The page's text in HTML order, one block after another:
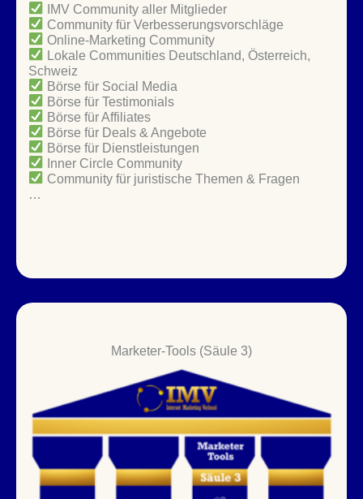
IMV Community aller Mitglieder
Community für Verbesserungsvorschläge
Online-Marketing Community
Lokale Communities Deutschland, Österreich,
Schweiz
Börse für Social Media
Börse für Testimonials
Börse für Affiliates
Börse für Deals & Angebote
Börse für Dienstleistungen
Inner Circle Community
Community für juristische Themen & Fragen
Marketer-Tools (Säule 3)